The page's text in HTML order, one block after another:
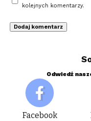
kolejnych komentarzy.
Odwiedź
Facebook